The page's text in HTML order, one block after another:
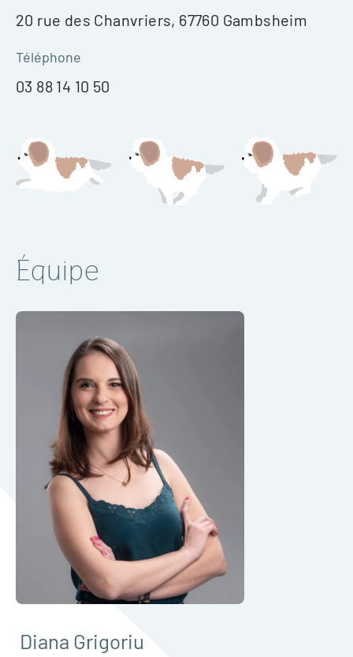
20 rue des Chanvriers, 67760 Gambsheim
Téléphone
03 88 14 10 50
Équipe
Diana Grigoriu